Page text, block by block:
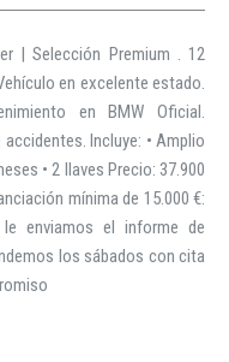
| Selección Premium . 12
en excelente estado.
en BMW Oficial.
Incluye: • Amplio
• 2 llaves Precio: 37.900
mínima de 15.000 €:
enviamos el informe de
los sábados con cita